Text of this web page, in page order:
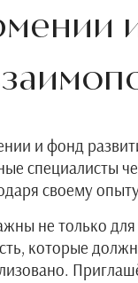
и фонд
специалисты
своему
не только для
которые